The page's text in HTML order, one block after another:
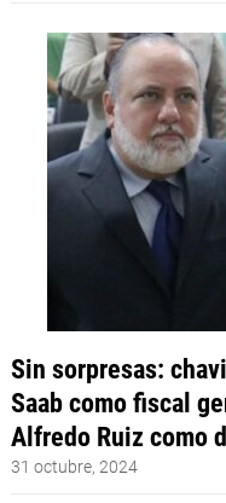
Sin sorpresas:
Saab como fiscal
Alfredo Ruiz como
31 octubre, 2024